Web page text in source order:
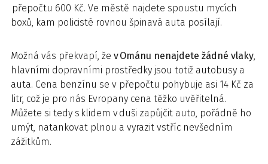
přepočtu 600 Kč. Ve městě najdete spoustu mycích
boxů, kam policisté rovnou špinavá auta posílají.
Možná vás překvapí, že v Ománu nenajdete žádné vlaky,
hlavními dopravními prostředky jsou totiž autobusy a
auta. Cena benzínu se v přepočtu pohybuje asi 14 Kč za
litr, což je pro nás Evropany cena těžko uvěřitelná.
Můžete si tedy s klidem v duši zapůjčit auto, pořádně ho
umýt, natankovat plnou a vyrazit vstříc nevšedním
zážitkům.